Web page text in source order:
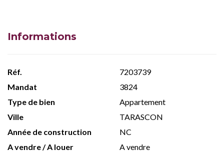
Informations
Réf.
7203739
Mandat
3824
Type de bien
Appartement
Ville
TARASCON
Année de construction
NC
A vendre / A louer
A vendre